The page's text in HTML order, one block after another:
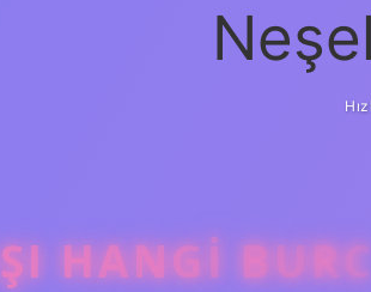
HANGI BURC